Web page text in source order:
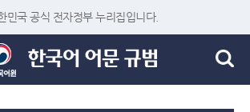
민국 공식 전자정부 누리집입니다.